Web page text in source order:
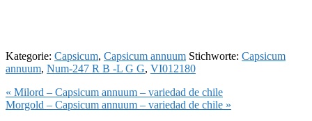
Kategorie: Capsicum, Capsicum annuum Stichworte: Capsicum
annuum, Num-247 R B -L G G, VI012180
Vorheriger
Beitrag:
« Milord – Capsicum annuum – variedad de chile
Nächster
Morgold – Capsicum annuum – variedad de chile »